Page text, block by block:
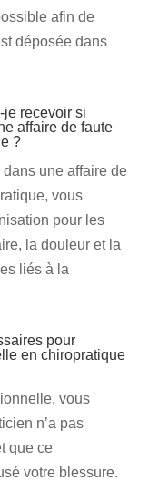
afin de
déposée dans
recevoir si
affaire de faute
?
une affaire de
vous
pour les
la douleur et la
liés à la
pour
en chiropratique
vous
n’a pas
que ce
votre blessure.